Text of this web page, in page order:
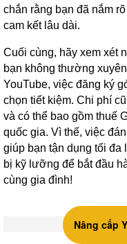
chắn rằng bạn đã nắm
cam kết lâu dài.
Cuối cùng, hãy xem xét
bạn không thường
YouTube, việc đăng ký
chọn tiết kiệm. Chi phí
và có thể bao gồm thuế
quốc gia. Vì thế, việc
giúp bạn tận dụng tối đa
bị kỹ lưỡng để bắt đầu
cùng gia đình!
Nâng cấp